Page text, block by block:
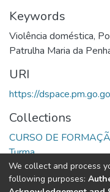
Keywords
Violência doméstica,
Patrulha Maria da
URI
https://
Collections
CURSO DE
Turma
Full item page
We collect and process
following purposes: